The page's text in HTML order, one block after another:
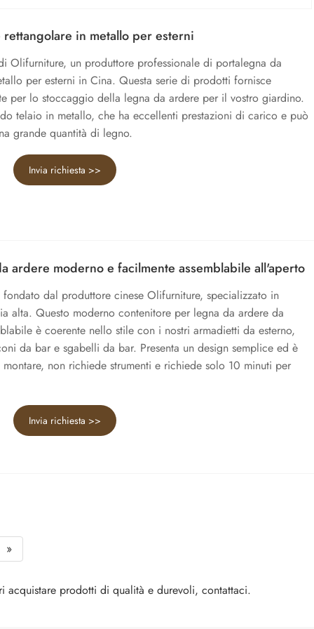
in metallo per esterni
Olifurniture, un produttore professionale di portalegna da
per esterni in Cina. Questa serie di prodotti fornisce
per lo stoccaggio della legna da ardere per il vostro giardino.
telaio in metallo, che ha eccellenti prestazioni di carico e può
grande quantità di legno.
Invia richiesta >>
ardere moderno e facilmente assemblabile all'aperto
dal produttore cinese Olifurniture, specializzato in
alta. Questo moderno contenitore per legna da ardere da
è coerente nello stile con i nostri armadietti da esterno,
da bar e sgabelli da bar. Presenta un design semplice ed è
non richiede strumenti e richiede solo 10 minuti per
Invia richiesta >>
»
prodotti di qualità e durevoli, contattaci.